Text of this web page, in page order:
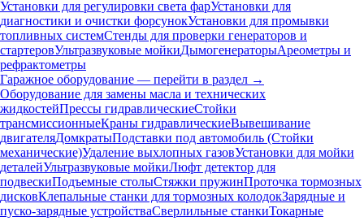
Установки для регулировки света фарУстановки для
диагностики и очистки форсунокУстановки для промывки
топливных системСтенды для проверки генераторов и
стартеровУльтразвуковые мойкиДымогенераторыАреометры и
рефрактометры
Гаражное оборудование — перейти в раздел →
Оборудование для замены масла и технических
жидкостейПрессы гидравлическиеСтойки
трансмиссионныеКраны гидравлическиеВывешивание
двигателяДомкратыПодставки под автомобиль (Стойки
механические)Удаление выхлопных газовУстановки для мойки
деталейУльтразвуковые мойкиЛюфт детектор для
подвескиПодъемные столыСтяжки пружинПроточка тормозных
дисковКлепальные станки для тормозных колодокЗарядные и
пуско-зарядные устройстваСверлильные станкиТокарные